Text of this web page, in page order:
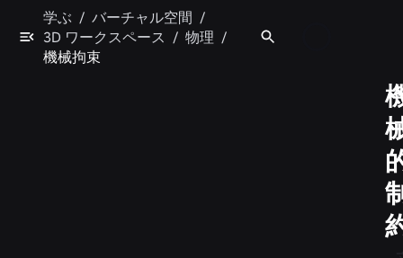
学ぶ / バーチャル空間 /
3D ワークスペース / 物理 /
機械拘束